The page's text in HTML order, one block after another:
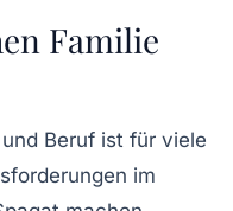
Familie
Beruf ist für viele
im